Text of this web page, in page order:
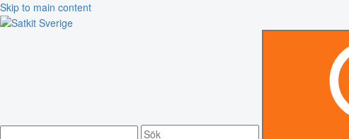
Skip to main content